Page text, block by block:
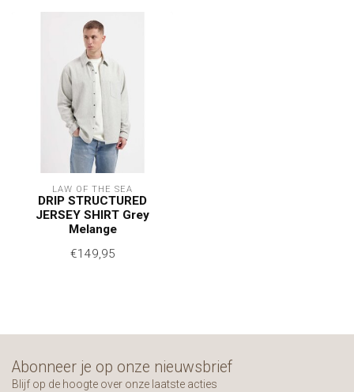
LAW OF THE SEA
DRIP STRUCTURED
JERSEY SHIRT Grey
Melange
€149,95
Abonneer je op onze nieuwsbrief
Blijf op de hoogte over onze laatste acties